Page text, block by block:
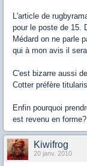
L'article de
pour le poste de 15.
Médard on ne parle
qui à mon avis il sera.
C'est bizarre aussi
Cotter préfère
Enfin pourquoi
est revenu en forme?
Kiwifrog
20 janv. 2010